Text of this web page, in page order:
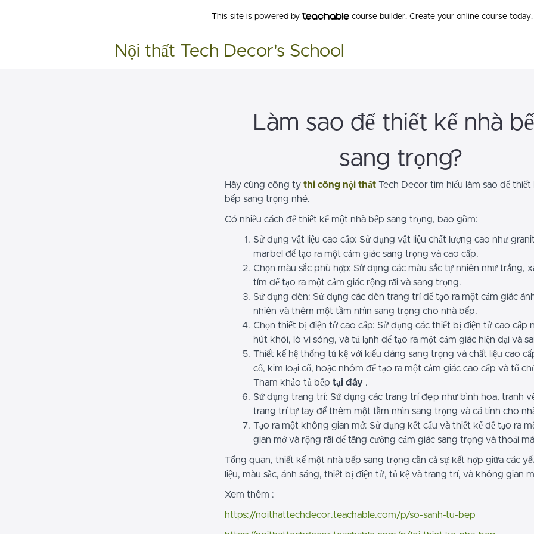
This site is powered by course builder. Create your online course today.
Nội thất Tech Decor's School
Làm sao để thiết kế nhà
sang trọng?
Hãy cùng công ty thi công nội thất Tech Decor tìm hiểu làm sao để thiết
bếp sang trọng nhé.
Có nhiều cách để thiết kế một nhà bếp sang trọng, bao gồm:
Sử dụng vật liệu cao cấp: Sử dụng vật liệu chất lượng cao như
marbel để tạo ra một cảm giác sang trọng và cao cấp.
Chọn màu sắc phù hợp: Sử dụng các màu sắc tự nhiên như trắng,
tím để tạo ra một cảm giác rộng rãi và sang trọng.
Sử dụng đèn: Sử dụng các đèn trang trí để tạo ra một cảm giác
nhiên và thêm một tầm nhìn sang trọng cho nhà bếp.
Chọn thiết bị điện tử cao cấp: Sử dụng các thiết bị điện tử cao cấp
hút khói, lò vi sóng, và tủ lạnh để tạo ra một cảm giác hiện đại và
Thiết kế hệ thống tủ kệ với kiểu dáng sang trọng và chất liệu cao
cổ, kim loại cổ, hoặc nhôm để tạo ra một cảm giác cao cấp và tổ
Tham khảo tủ bếp tại đây .
Sử dụng trang trí: Sử dụng các trang trí đẹp như bình hoa, tranh
trang trí tự tay để thêm một tầm nhìn sang trọng và cá tính cho
Tạo ra một không gian mở: Sử dụng kết cấu và thiết kế để tạo ra
gian mở và rộng rãi để tăng cường cảm giác sang trọng và thoải
Tổng quan, thiết kế một nhà bếp sang trọng cần cả sự kết hợp giữa các
liệu, màu sắc, ánh sáng, thiết bị điện tử, tủ kệ và trang trí, và không gian
Xem thêm :
https://noithattechdecor.teachable.com/p/so-sanh-tu-bep